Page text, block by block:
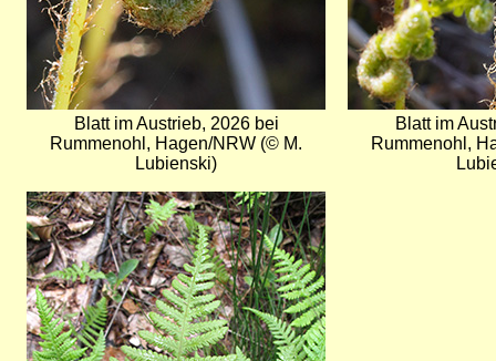
Blatt im Austrieb, 2026 bei
Rummenohl, Hagen/NRW (© M.
Lubienski)
Blatt im
Rummenohl,
Bild